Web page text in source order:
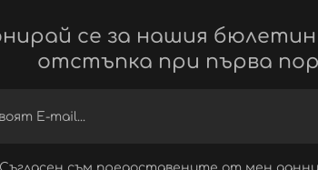
се за нашия бюлетин
отстъпка при първа